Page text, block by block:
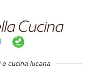
cucina lucana